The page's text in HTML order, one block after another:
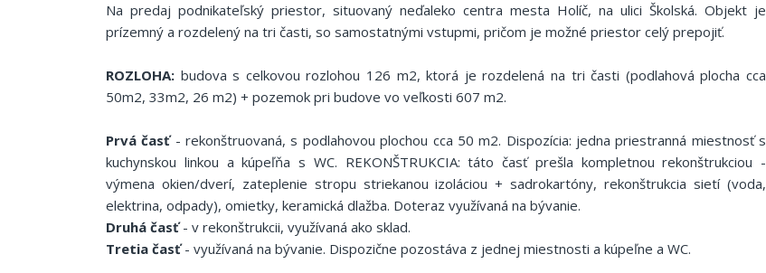
Na predaj podnikateľský priestor, situovaný neďaleko centra mesta Holíč, na ulici Školská. Objekt je
prízemný a rozdelený na tri časti, so samostatnými vstupmi, pričom je možné priestor celý prepojiť.
ROZLOHA: budova s celkovou rozlohou 126 m2, ktorá je rozdelená na tri časti (podlahová plocha cca
50m2, 33m2, 26 m2) + pozemok pri budove vo veľkosti 607 m2.
Prvá časť- rekonštruovaná, s podlahovou plochou cca 50 m2. Dispozícia: jedna priestranná miestnosť s
kuchynskou linkou a kúpeľňa s WC. REKONŠTRUKCIA: táto časť prešla kompletnou rekonštrukciou -
výmena okien/dverí, zateplenie stropu striekanou izoláciou + sadrokartóny, rekonštrukcia sietí (voda,
elektrina, odpady), omietky, keramická dlažba. Doteraz využívaná na bývanie.
Druhá časť- v rekonštrukcii, využívaná ako sklad.
Tretia časť- využívaná na bývanie. Dispozične pozostáva z jednej miestnosti a kúpeľne a WC.